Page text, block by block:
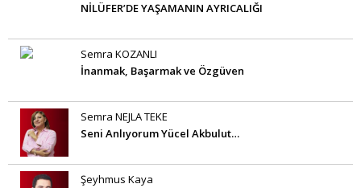
NİLÜFER’DE YAŞAMANIN AYRICALIĞI
Semra KOZANLI
İnanmak, Başarmak ve Özgüven
Semra NEJLA TEKE
Seni Anlıyorum Yücel Akbulut…
Şeyhmus Kaya